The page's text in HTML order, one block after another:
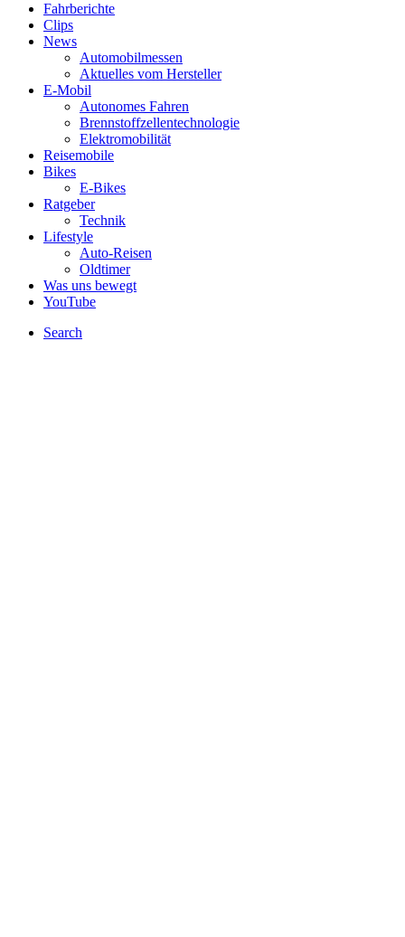
Fahrberichte
Clips
News
Automobilmessen
Aktuelles vom Hersteller
E-Mobil
Autonomes Fahren
Brennstoffzellentechnologie
Elektromobilität
Reisemobile
Bikes
E-Bikes
Ratgeber
Technik
Lifestyle
Auto-Reisen
Oldtimer
Was uns bewegt
YouTube
Search